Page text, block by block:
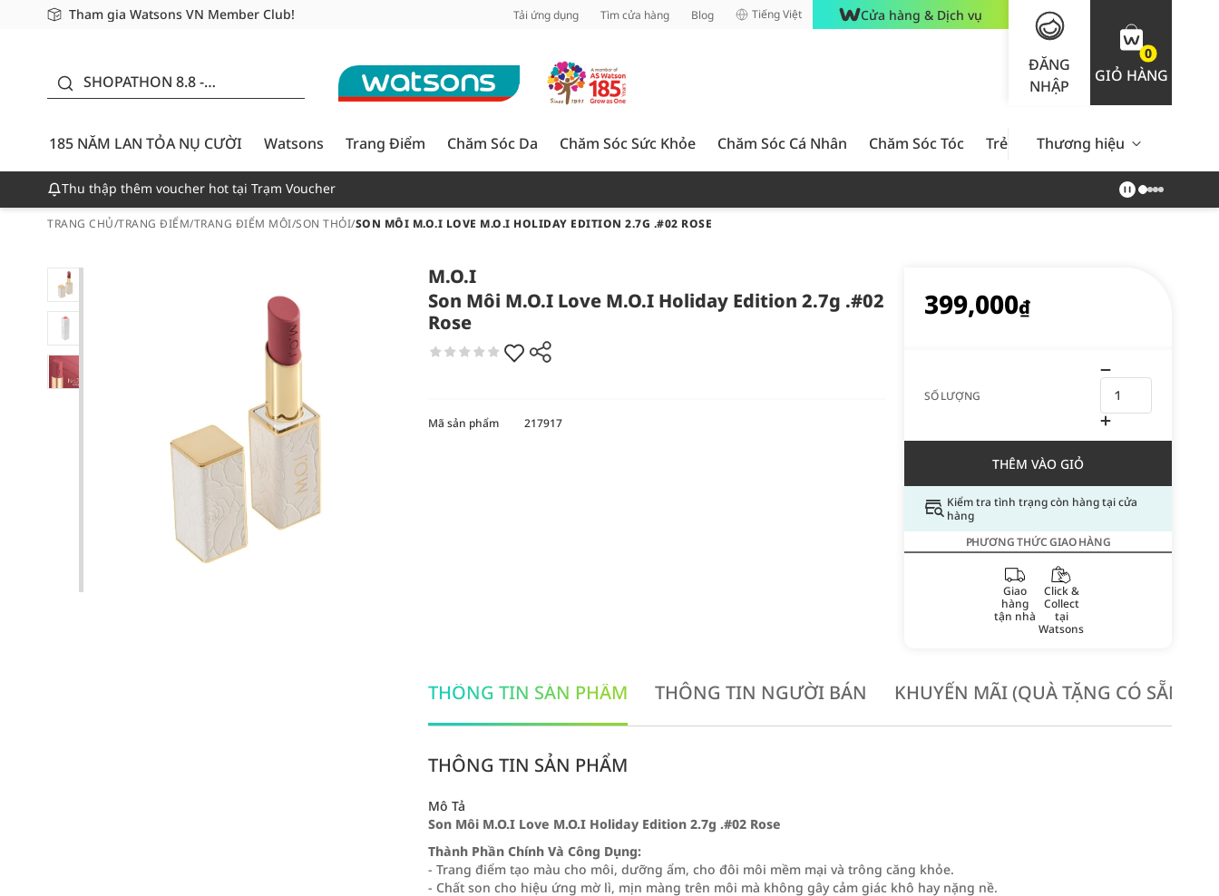
Tham gia Watsons VN Member Club!
Miễn phí giao hàng cho đơn hàng từ 249,000Đ
Giao hàng nhanh 24h - Áp dụng khu vực TP. Hồ Chí Minh Tải ứng dụng Tìm cửa hàng Blog Tiếng Việt Cửa hàng & Dịch vụ
ĐĂNG
NHẬP
0
GIỎ HÀNG
SHOPATHON 8.8 -
CƯỜI - GIẢM ĐẾN
50%
185 NĂM LAN TỎA NỤ CƯỜI
Watsons Trang Điểm Chăm Sóc Da Chăm Sóc Sức Khỏe Chăm Sóc Cá Nhân Chăm Sóc Tóc Trẻ Em Nam Giới Chăm Sóc
Thương hiệu
Thu thập thêm voucher hot tại Trạm Voucher
TRANG CHỦ/TRANG ĐIỂM/TRANG ĐIỂM MÔI/SON THỎI/SON MÔI M.O.I LOVE M.O.I HOLIDAY EDITION 2.7G .#02 ROSE
M.O.I
Son Môi M.O.I Love M.O.I Holiday Edition 2.7g .#02
Rose
399,000₫
SỐ LƯỢNG
THÊM VÀO GIỎ
Kiểm tra tình trạng còn hàng tại cửa
hàng
PHƯƠNG THỨC GIAO HÀNG
Giao
hàng
tận nhà
Click &
Collect
tại
Watsons
Mã sản phẩm 217917
THÔNG TIN SẢN PHẨM THÔNG TIN NGƯỜI BÁN KHUYẾN MÃI (QUÀ TẶNG CÓ SẴN
THÔNG TIN SẢN PHẨM
Mô Tả
Son Môi M.O.I Love M.O.I Holiday Edition 2.7g .#02 Rose
Thành Phần Chính Và Công Dụng:
- Trang điểm tạo màu cho môi, dưỡng ẩm, cho đôi môi mềm mại và trông căng khỏe.
- Chất son cho hiệu ứng mờ lì, mịn màng trên môi mà không gây cảm giác khô hay nặng nề.